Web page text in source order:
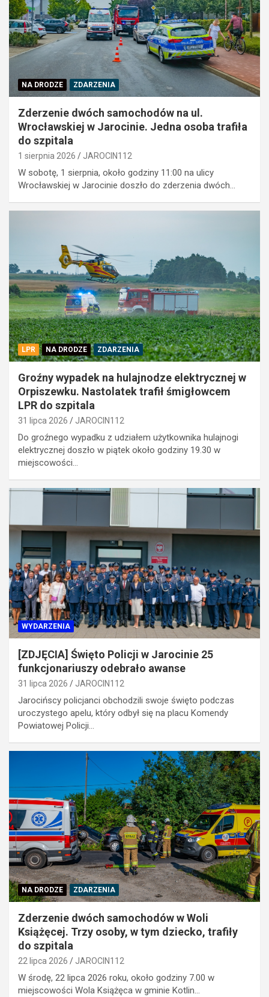
NA DRODZE ZDARZENIA
Zderzenie dwóch samochodów na ul.
Wrocławskiej w Jarocinie. Jedna osoba trafiła
do szpitala
1 sierpnia 2026 JAROCIN112
W sobotę, 1 sierpnia, około godziny 11:00 na ulicy
Wrocławskiej w Jarocinie doszło do zderzenia dwóch…
LPR NA DRODZE ZDARZENIA
Groźny wypadek na hulajnodze elektrycznej w
Orpiszewku. Nastolatek trafił śmigłowcem
LPR do szpitala
31 lipca 2026 JAROCIN112
Do groźnego wypadku z udziałem użytkownika hulajnogi
elektrycznej doszło w piątek około godziny 19.30 w
miejscowości…
WYDARZENIA
[ZDJĘCIA] Święto Policji w Jarocinie 25
funkcjonariuszy odebrało awanse
31 lipca 2026 JAROCIN112
Jarocińscy policjanci obchodzili swoje święto podczas
uroczystego apelu, który odbył się na placu Komendy
Powiatowej Policji…
NA DRODZE ZDARZENIA
Zderzenie dwóch samochodów w Woli
Książęcej. Trzy osoby, w tym dziecko, trafiły
do szpitala
22 lipca 2026 JAROCIN112
W środę, 22 lipca 2026 roku, około godziny 7.00 w
miejscowości Wola Książęca w gminie Kotlin…